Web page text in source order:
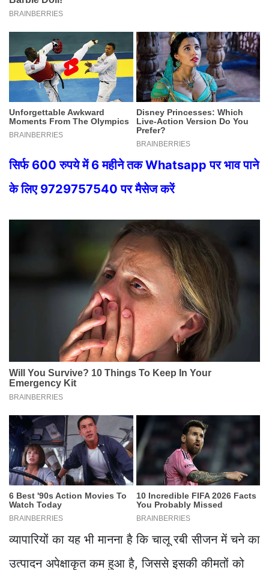
सिर्फ 600 रुपये में 6 महीने तक Whatsapp पर भाव पाने
के लिए 9729757540 पर मैसेज करें
व्यापारियों का यह भी मानना है कि चालू रबी सीजन में चने का
उत्पादन अपेक्षाकृत कम हुआ है, जिससे इसकी कीमतों को